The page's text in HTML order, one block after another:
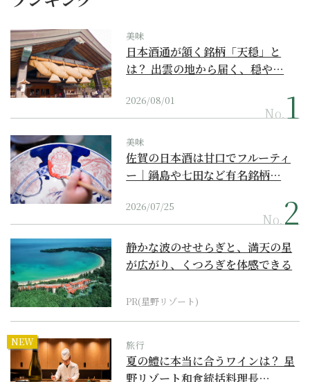
美味
日本酒通が頷く銘柄「天穏」と
は？ 出雲の地から届く、穏や…
2026/08/01
No.
美味
佐賀の日本酒は甘口でフルーティ
ー｜鍋島や七田など有名銘柄…
2026/07/25
No.
静かな波のせせらぎと、満天の星
が広がり、くつろぎを体感できる
PR(星野リゾート)
NEW 旅行
夏の鱧に本当に合うワインは？ 星
野リゾート和食統括料理長…